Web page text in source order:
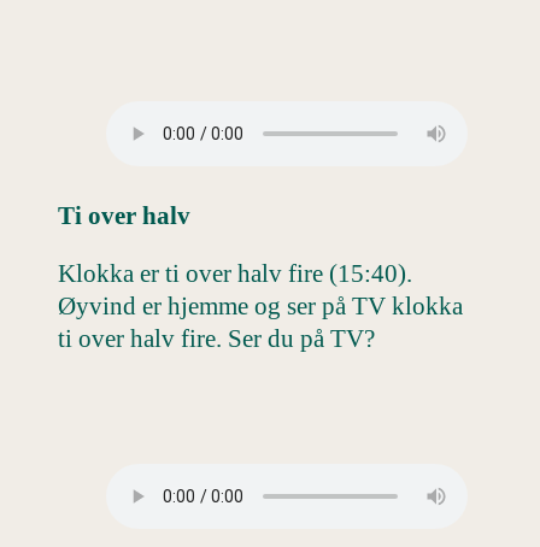
Ti over halv
Klokka er ti over halv fire (15:40).
Øyvind er hjemme og ser på TV klokka
ti over halv fire. Ser du på TV?